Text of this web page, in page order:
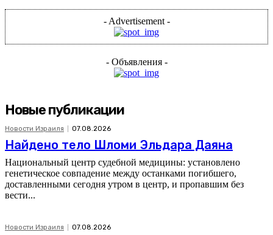
- Advertisement -
- Объявления -
Новые публикации
Новости Израиля 07.08.2026
Найдено тело Шломи Эльдара Даяна
Национальный центр судебной медицины: установлено
генетическое совпадение между останками погибшего,
доставленными сегодня утром в центр, и пропавшим без
вести...
Новости Израиля 07.08.2026